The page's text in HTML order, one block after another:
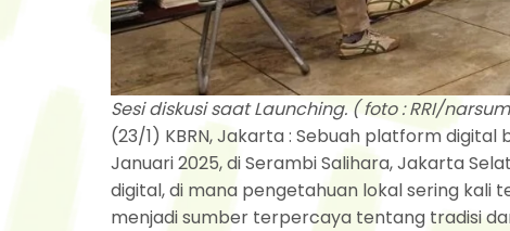
Sesi diskusi saat Launching. ( foto : RRI/
(23/1) KBRN, Jakarta : Sebuah platform digital
Januari 2025, di Serambi Salihara, Jakarta
digital, di mana pengetahuan lokal sering kali
menjadi sumber terpercaya tentang tradisi